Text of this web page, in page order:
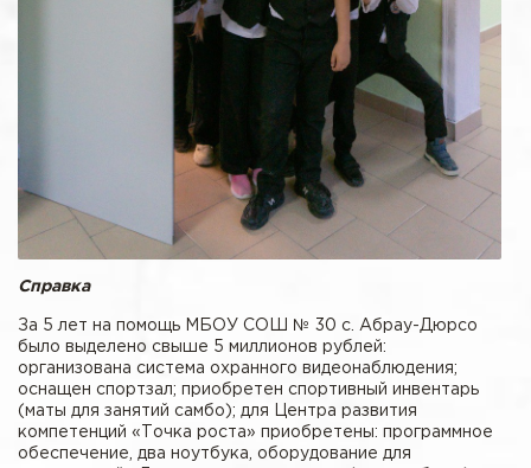
Справка
За 5 лет на помощь МБОУ СОШ № 30 с. Абрау-Дюрсо
было выделено свыше 5 миллионов рублей:
организована система охранного видеонаблюдения;
оснащен спортзал; приобретен спортивный инвентарь
(маты для занятий самбо); для Центра развития
компетенций «Точка роста» приобретены: программное
обеспечение, два ноутбука, оборудование для